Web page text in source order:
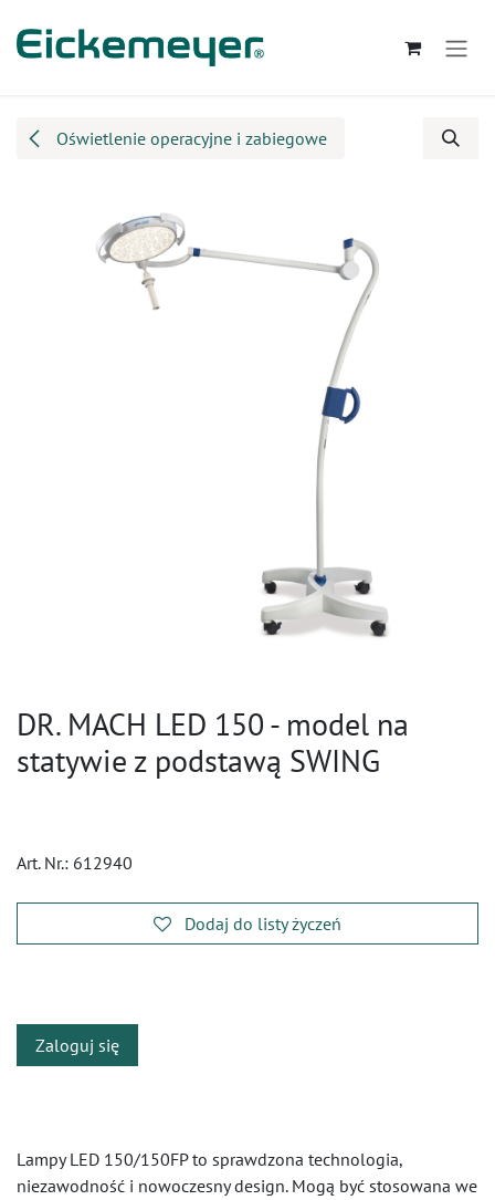
Oświetlenie operacyjne i zabiegowe
DR. MACH LED 150 - model na
statywie z podstawą SWING
Art. Nr.: 612940
Dodaj do listy życzeń
Zaloguj się
Lampy LED 150/150FP to sprawdzona technologia,
niezawodność i nowoczesny design. Mogą być stosowana we